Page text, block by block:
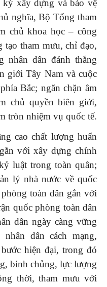
xây dựng và bảo vệ
nghĩa, Bộ Tổng tham
chủ khoa học – công
tạo tham mưu, chỉ đạo,
dân đánh thắng
giới Tây Nam và cuộc
Bắc; ngăn chặn âm
chủ quyền biên giới,
tròn nhiệm vụ quốc tế.
cao chất lượng huấn
với xây dựng chính
luật trong toàn quân;
lý nhà nước về quốc
toàn dân gắn với
quốc phòng toàn dân
dân ngày càng vững
dân cách mạng,
hiện đại, trong đó
binh chủng, lực lượng
thời, tham mưu với